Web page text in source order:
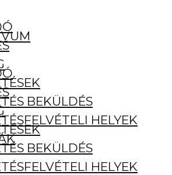
BEKÜLDÉS
HELYEK
BEKÜLDÉS
HELYEK